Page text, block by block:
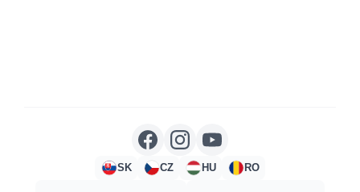
SK CZ HU RO